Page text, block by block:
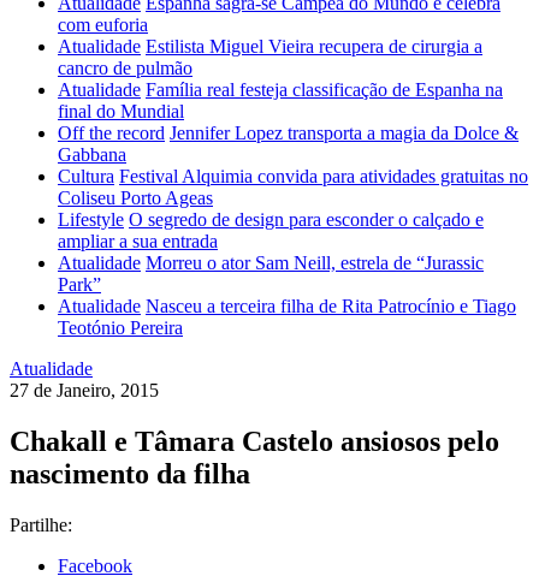
com euforia
Atualidade Estilista Miguel Vieira recupera de cirurgia a
cancro de pulmão
Atualidade Família real festeja classificação de Espanha na
final do Mundial
Off the record Jennifer Lopez transporta a magia da Dolce &
Gabbana
Cultura Festival Alquimia convida para atividades gratuitas no
Coliseu Porto Ageas
Lifestyle O segredo de design para esconder o calçado e
ampliar a sua entrada
Atualidade Morreu o ator Sam Neill, estrela de “Jurassic
Park”
Atualidade Nasceu a terceira filha de Rita Patrocínio e Tiago
Teotónio Pereira
Atualidade
27 de Janeiro, 2015
Chakall e Tâmara Castelo ansiosos pelo
nascimento da filha
Partilhe:
Facebook